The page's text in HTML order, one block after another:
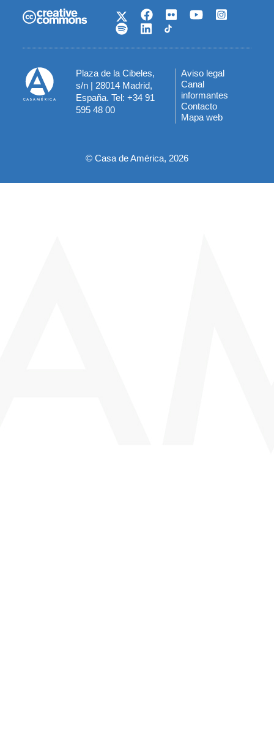
Plaza de la Cibeles,
s/n | 28014 Madrid,
España. Tel: +34 91
595 48 00
Menú
del
pie
Aviso legal
Canal
informantes
Contacto
Mapa web
© Casa de América, 2026